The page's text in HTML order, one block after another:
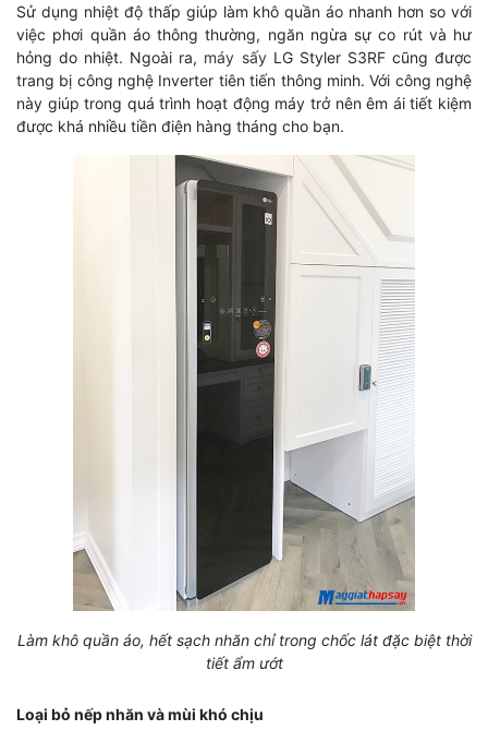
Sử dụng nhiệt độ thấp giúp làm khô quần áo nhanh hơn so với
việc phơi quần áo thông thường, ngăn ngừa sự co rút và hư
hỏng do nhiệt. Ngoài ra, máy sấyLG Styler S3RF cũng được
trang bị công nghệ Inverter tiên tiến thông minh. Với công nghệ
này giúp trong quá trình hoạt động máy trở nên êm ái tiết kiệm
được khá nhiều tiền điện hàng tháng cho bạn.
Làm khô quần áo, hết sạch nhăn chỉ trong chốc lát đặc biệt thời
tiết ẩm ướt
Loại bỏ nếp nhăn và mùi khó chịu